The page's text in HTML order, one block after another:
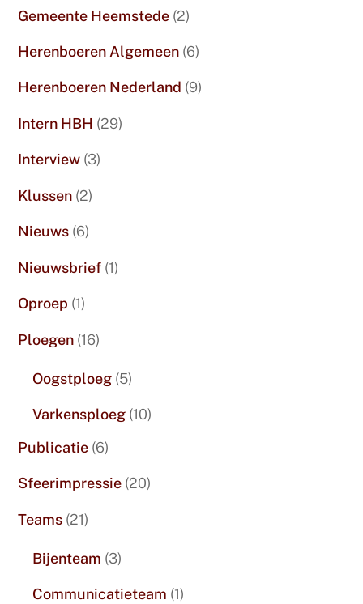
Gemeente Heemstede (2)
Herenboeren Algemeen (6)
Herenboeren Nederland (9)
Intern HBH (29)
Interview (3)
Klussen (2)
Nieuws (6)
Nieuwsbrief (1)
Oproep (1)
Ploegen (16)
Oogstploeg (5)
Varkensploeg (10)
Publicatie (6)
Sfeerimpressie (20)
Teams (21)
Bijenteam (3)
Communicatieteam (1)